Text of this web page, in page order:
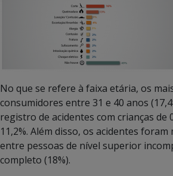
No que se refere à faixa etária, os
consumidores entre 31 e 40 anos
registro de acidentes com crianças de
11,2%. Além disso, os acidentes
entre pessoas de nível superior
completo (18%).